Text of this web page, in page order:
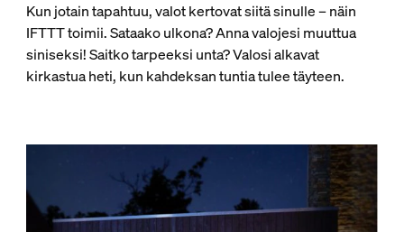
Kun jotain tapahtuu, valot kertovat siitä sinulle – näin
IFTTT toimii. Sataako ulkona? Anna valojesi muuttua
siniseksi! Saitko tarpeeksi unta? Valosi alkavat
kirkastua heti, kun kahdeksan tuntia tulee täyteen.